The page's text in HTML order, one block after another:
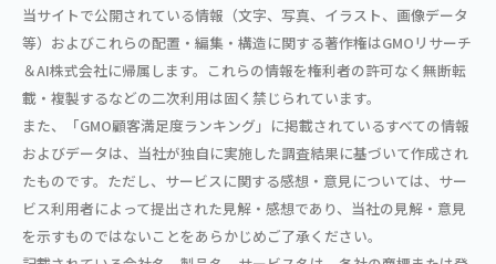
当サイトで公開されている情報（文字、写真、イラスト、画像データ
等）およびこれらの配置・編集・構造に関する著作権はGMOリサーチ
＆AI株式会社に帰属します。これらの情報を権利者の許可なく無断転
載・複製するなどの二次利用は固く禁じられています。
また、「GMO顧客満足度ランキング」に掲載されているすべての情報
およびデータは、当社が独自に実施した調査結果に基づいて作成され
たものです。ただし、サービスに関する感想・意見については、サー
ビス利用者によって提出された見解・感想であり、当社の見解・意見
を示すものではないことをあらかじめご了承ください。